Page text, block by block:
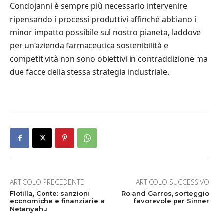
Condojanni è sempre più necessario intervenire
ripensando i processi produttivi affinché abbiano il
minor impatto possibile sul nostro pianeta, laddove
per un’azienda farmaceutica sostenibilità e
competitività non sono obiettivi in contraddizione ma
due facce della stessa strategia industriale.
ARTICOLO PRECEDENTE
Flotilla, Conte: sanzioni
economiche e finanziarie a
Netanyahu
ARTICOLO SUCCESSIVO
Roland Garros, sorteggio
favorevole per Sinner